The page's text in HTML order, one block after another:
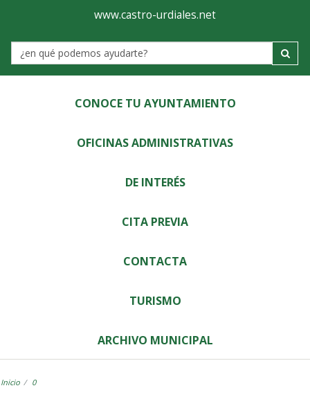
Ayuntamiento
de
Castro-
Urdiales
www.castro-urdiales.net
Label
CONOCE TU AYUNTAMIENTO
OFICINAS ADMINISTRATIVAS
DE INTERÉS
CITA PREVIA
CONTACTA
TURISMO
ARCHIVO MUNICIPAL
Inicio 0